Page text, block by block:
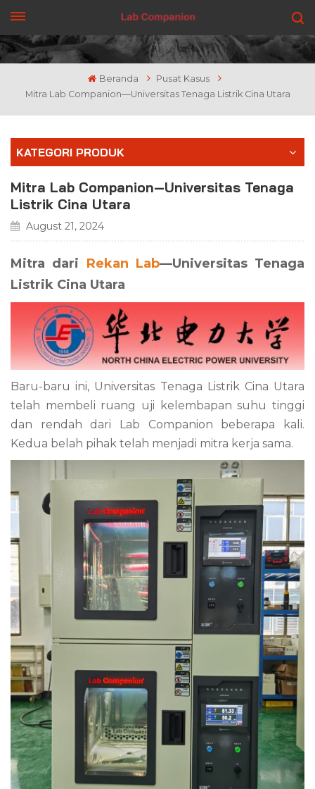
DAPATKAN PENAWARAN
Beranda
Pusat Kasus
Mitra Lab Companion—Universitas Tenaga Listrik Cina Utara
KATEGORI PRODUK
Mitra Lab Companion—Universitas Tenaga
Listrik Cina Utara
August 21, 2024
Mitra dari Rekan Lab—Universitas Tenaga
Listrik Cina Utara
Baru-baru ini, Universitas Tenaga Listrik Cina Utara
telah membeli ruang uji kelembapan suhu tinggi
dan rendah dari Lab Companion beberapa kali.
Kedua belah pihak telah menjadi mitra kerja sama.